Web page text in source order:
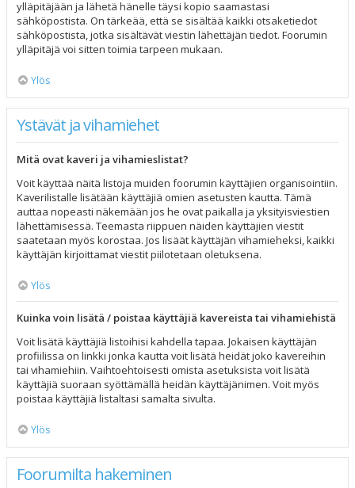
ylläpitäjään ja lähetä hänelle täysi kopio saamastasi
sähköpostista. On tärkeää, että se sisältää kaikki otsaketiedot
sähköpostista, jotka sisältävät viestin lähettäjän tiedot. Foorumin
ylläpitäjä voi sitten toimia tarpeen mukaan.
Ylös
Ystävät ja vihamiehet
Mitä ovat kaveri ja vihamieslistat?
Voit käyttää näitä listoja muiden foorumin käyttäjien organisointiin.
Kaverilistalle lisätään käyttäjiä omien asetusten kautta. Tämä
auttaa nopeasti näkemään jos he ovat paikalla ja yksityisviestien
lähettämisessä. Teemasta riippuen näiden käyttäjien viestit
saatetaan myös korostaa. Jos lisäät käyttäjän vihamieheksi, kaikki
käyttäjän kirjoittamat viestit piilotetaan oletuksena.
Ylös
Kuinka voin lisätä / poistaa käyttäjiä kavereista tai vihamiehistä
Voit lisätä käyttäjiä listoihisi kahdella tapaa. Jokaisen käyttäjän
profiilissa on linkki jonka kautta voit lisätä heidät joko kavereihin
tai vihamiehiin. Vaihtoehtoisesti omista asetuksista voit lisätä
käyttäjiä suoraan syöttämällä heidän käyttäjänimen. Voit myös
poistaa käyttäjiä listaltasi samalta sivulta.
Ylös
Foorumilta hakeminen